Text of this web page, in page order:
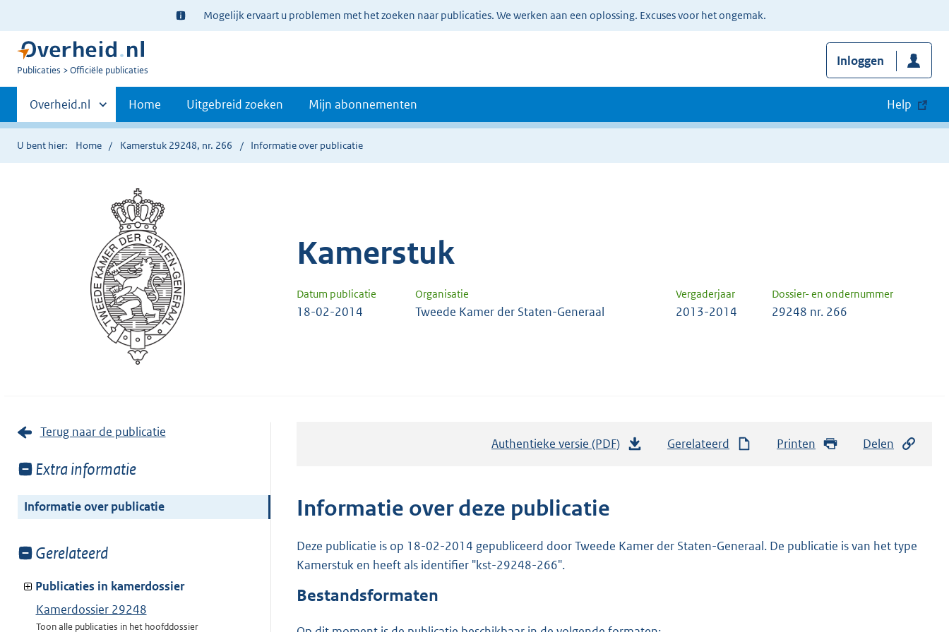
Ter
informatie:
Mogelijk ervaart u problemen met het zoeken naar publicaties. We werken aan een oplossing. Excuses voor het ongemak.
U
Publicaties Officiële publicaties
Inloggen
Primaire
navigatie
Andere
sites
binnen
Overheid.nl Home Uitgebreid zoeken Mijn abonnementen Help
U bent hier: Home Kamerstuk 29248, nr. 266 Informatie over publicatie
Kamerstuk
Datum publicatie Organisatie Vergaderjaar Dossier- en ondernummer
18-02-2014 Tweede Kamer der Staten-Generaal 2013-2014 29248 nr. 266
Terug naar de publicatie
Toon
van:
Extra informatie
Informatie over publicatie
Toon
van:
Gerelateerd
Publicaties in kamerdossier
Kamerdossier 29248
Toon alle publicaties in het hoofddossier
Authentieke versie (PDF)
n
Gerelateerd Printen Delen
Informatie over deze publicatie
Deze publicatie is op 18-02-2014 gepubliceerd door Tweede Kamer der Staten-Generaal. De publicatie is van het type
Kamerstuk en heeft als identifier "kst-29248-266".
Bestandsformaten